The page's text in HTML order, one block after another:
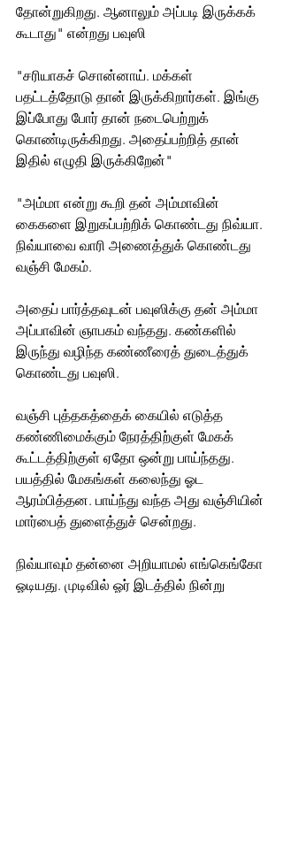
தோன்றுகிறது. ஆனாலும் அப்படி இருக்கக்
கூடாது" என்றது பவுஸி
"சரியாகச் சொன்னாய். மக்கள்
பதட்டத்தோடு தான் இருக்கிறார்கள். இங்கு
இப்போது போர் தான் நடைபெற்றுக்
கொண்டிருக்கிறது. அதைப்பற்றித் தான்
இதில் எழுதி இருக்கிறேன்"
"அம்மா என்று கூறி தன் அம்மாவின்
கைகளை இறுகப்பற்றிக் கொண்டது நிவ்யா.
நிவ்யாவை வாரி அணைத்துக் கொண்டது
வஞ்சி மேகம்.
அதைப் பார்த்தவுடன் பவுஸிக்கு தன் அம்மா
அப்பாவின் ஞாபகம் வந்தது. கண்களில்
இருந்து வழிந்த கண்ணீரைத் துடைத்துக்
கொண்டது பவுஸி.
வஞ்சி புத்தகத்தைக் கையில் எடுத்த
கண்ணிமைக்கும் நேரத்திற்குள் மேகக்
கூட்டத்திற்குள் ஏதோ ஒன்று பாய்ந்தது.
பயத்தில் மேகங்கள் கலைந்து ஓட
ஆரம்பித்தன. பாய்ந்து வந்த அது வஞ்சியின்
மார்பைத் துளைத்துச் சென்றது.
நிவ்யாவும் தன்னை அறியாமல் எங்கெங்கோ
ஓடியது. முடிவில் ஓர் இடத்தில் நின்று